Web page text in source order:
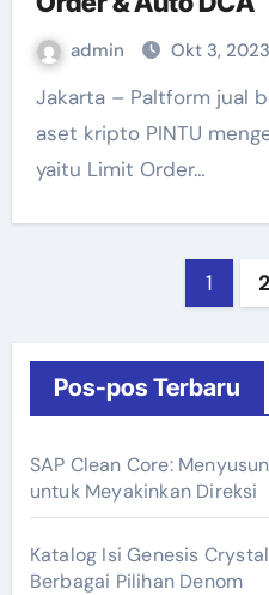
admin Okt 3, 2023
Jakarta – Paltform jual beli juga investasi modal
aset kripto PINTU
yaitu Limit Order…
1 2
Pos-pos Terbaru
SAP Clean Core:
untuk Meyakinkan Direksi
Katalog Isi Genesis
Berbagai Pilihan Denom